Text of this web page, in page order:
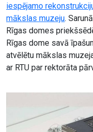
iespējamo
mākslas muzeju.
Rīgas domes
Rīgas dome savā
atvēlētu mākslas
ar RTU par rektorāta